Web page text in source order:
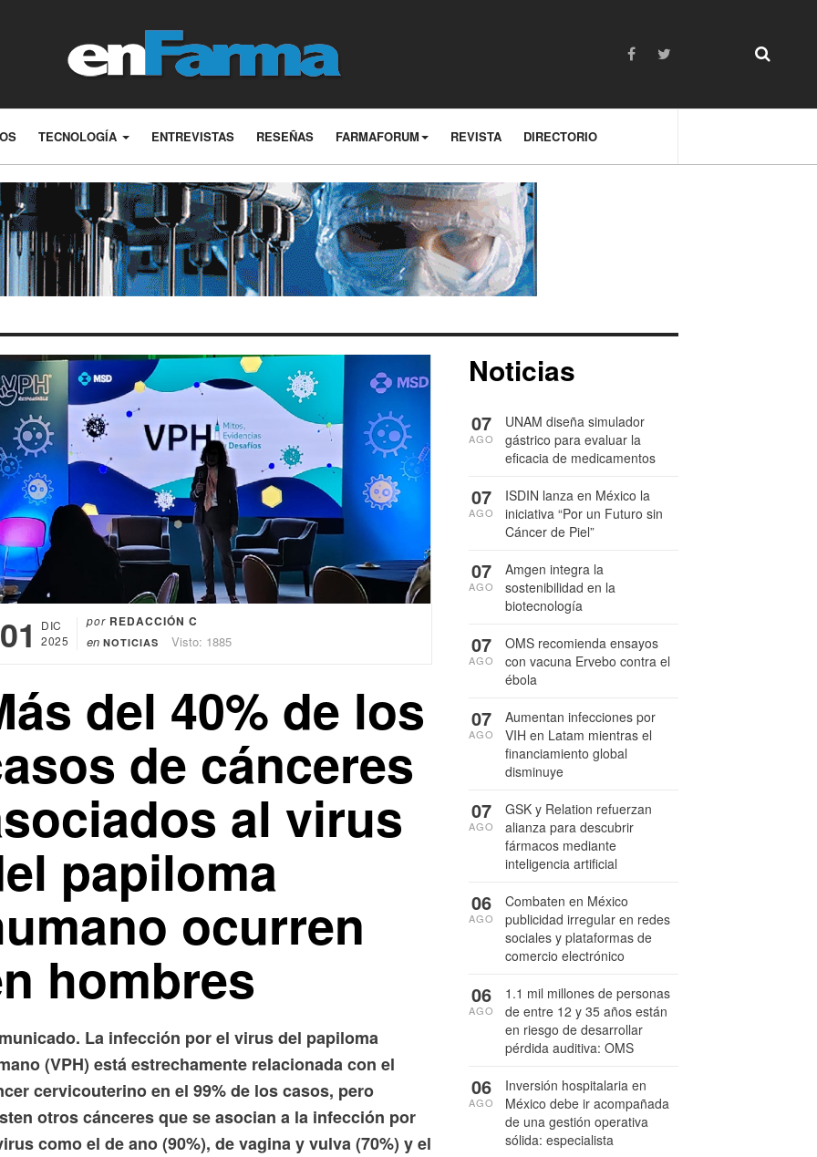
TECNOLOGÍA ENTREVISTAS RESEÑAS FARMAFORUM REVISTA DIRECTORIO
01
DIC
2025
por REDACCIÓN C
en NOTICIAS Visto: 1885
del 40% de los
de cánceres
al virus
papiloma
ocurren
hombres
La infección por el virus del papiloma
(VPH) está estrechamente relacionada con el
cervicouterino en el 99% de los casos, pero
otros cánceres que se asocian a la infección por
como el de ano (90%), de vagina y vulva (70%) y el
Noticias
UNAM diseña simulador
gástrico para evaluar la
eficacia de medicamentos
07
AGO
ISDIN lanza en México la
iniciativa “Por un Futuro sin
Cáncer de Piel”
07
AGO
Amgen integra la
sostenibilidad en la
biotecnología
07
AGO
OMS recomienda ensayos
con vacuna Ervebo contra el
ébola
07
AGO
Aumentan infecciones por
VIH en Latam mientras el
financiamiento global
disminuye
07
AGO
GSK y Relation refuerzan
alianza para descubrir
fármacos mediante
inteligencia artificial
07
AGO
Combaten en México
publicidad irregular en redes
sociales y plataformas de
comercio electrónico
06
AGO
1.1 mil millones de personas
de entre 12 y 35 años están
en riesgo de desarrollar
pérdida auditiva: OMS
06
AGO
Inversión hospitalaria en
México debe ir acompañada
de una gestión operativa
sólida: especialista
06
AGO